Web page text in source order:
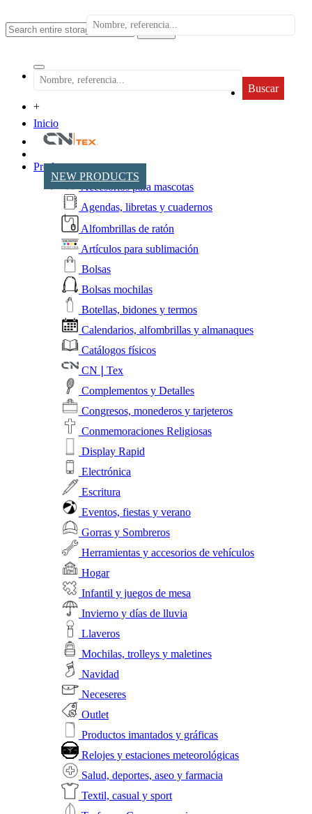
search
Buscar
+
Inicio
NEW PRODUCTS
Productos
Accesorios para mascotas
Agendas, libretas y cuadernos
Alfombrillas de ratón
Artículos para sublimación
Bolsas
Bolsas mochilas
Botellas, bidones y termos
Calendarios, alfombrillas y almanaques
Catálogos físicos
CN❘Tex
Complementos y Detalles
Congresos, monederos y tarjeteros
Conmemoraciones Religiosas
Display Rapid
Electrónica
Escritura
Eventos, fiestas y verano
Gorras y Sombreros
Herramientas y accesorios de vehículos
Hogar
Infantil y juegos de mesa
Invierno y días de lluvia
Llaveros
Mochilas, trolleys y maletines
Navidad
Neceseres
Outlet
Productos imantados y gráficas
Relojes y estaciones meteorológicas
Salud, deportes, aseo y farmacia
Textil, casual y sport